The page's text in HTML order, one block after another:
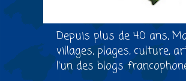
Depuis plus de 40 ans,
villages, plages, culture,
l’un des blogs